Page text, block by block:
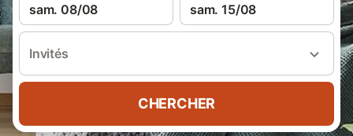
sam. 08/08 sam. 15/08
Invités
CHERCHER